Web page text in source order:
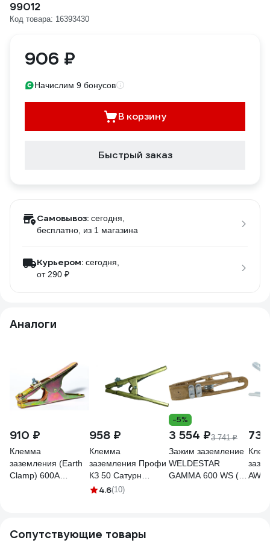
99012
Код товара: 16393430
906 ₽
Начислим 9 бонусов
В корзину
Быстрый заказ
Самовывоз: сегодня,
бесплатно , из 1 магазина
Курьером: сегодня,
от 290 ₽
Аналоги
910 ₽
Клемма
заземления (Earth
Clamp) 600A
958 ₽
Клемма
заземления Профи
КЗ 50 Сатурн
4627163100178
4.6(10)
-5%
3 554 ₽3 741 ₽
Зажим заземление
WELDESTAR
GAMMA 600 WS (И) AWT
Сопутствующие товары